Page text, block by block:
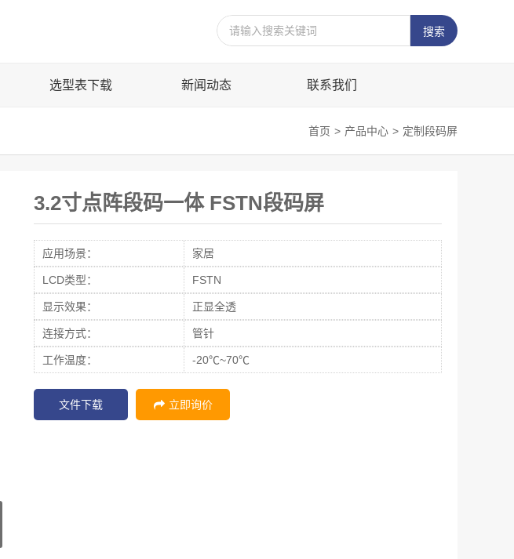
选型表下载 新闻动态 联系我们
首页 > 产品中心 > 定制段码屏
3.2寸点阵段码一体 FSTN段码屏
应用场景： 家居
LCD类型： FSTN
显示效果： 正显全透
连接方式： 管针
工作温度： -20℃~70℃
文件下载 立即询价